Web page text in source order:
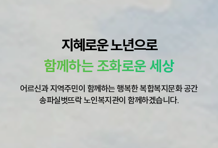
지혜로운 노년으로
함께하는 조화로운 세상
어르신과 지역주민이 함께하는 행복한 복합복지문화 공간
송파실벗뜨락 노인복지관이 함께하겠습니다.